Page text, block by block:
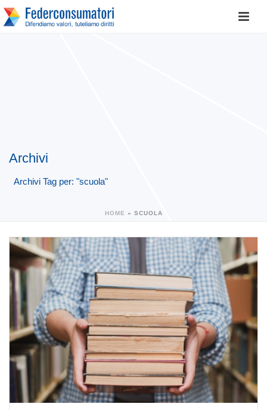
Archivi
Archivi Tag per: "scuola"
HOME » SCUOLA